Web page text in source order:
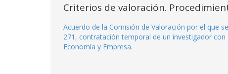
Criterios de valoración.
Acuerdo de la Comisión de Valoración por el que
271, contratación temporal de un investigador
Economía y Empresa.